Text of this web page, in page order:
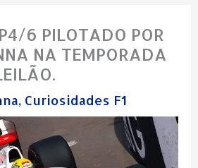
6 PILOTADO POR
NA TEMPORADA
, Curiosidades F1